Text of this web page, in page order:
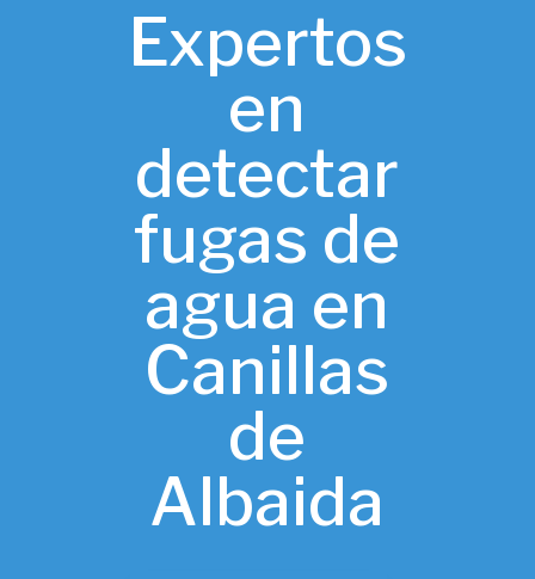
Expertos
en
detectar
fugas de
agua en
Canillas
de
Albaida